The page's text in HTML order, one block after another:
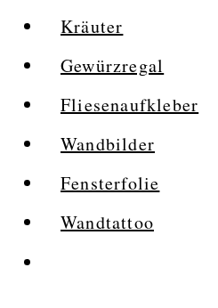
Kräuter
Gewürzregal
Fliesenaufkleber
Wandbilder
Fensterfolie
Wandtattoo